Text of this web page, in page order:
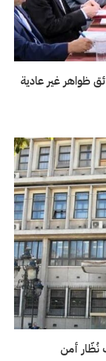
ظواهر غير عادية
نُظّار أمن